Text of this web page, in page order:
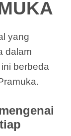
yang
dalam
berbeda